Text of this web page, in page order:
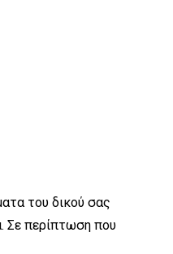
του δικού σας
Σε περίπτωση που